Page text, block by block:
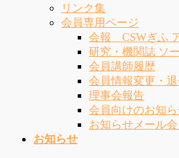
リンク集
会員専用ページ
会報 CSWぎふ
研究・機関誌 ソ
会員講師履歴
会員情報変更・
理事会報告
会員向けのお知
お知らせメール
お知らせ